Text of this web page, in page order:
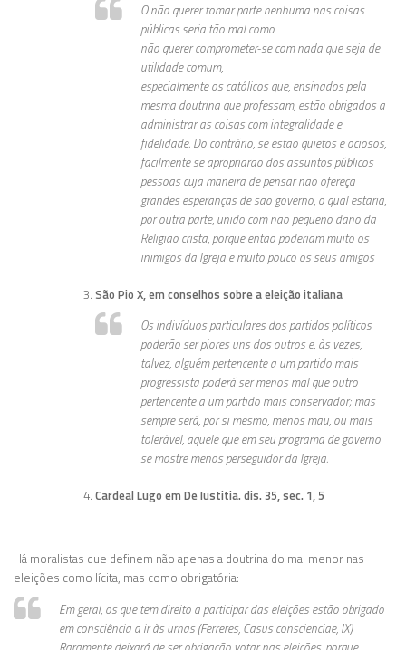
O não querer tomar parte nenhuma nas coisas
públicas seria tão mal como
não querer comprometer-se com nada que seja de
utilidade comum,
especialmente os católicos que, ensinados pela
mesma doutrina que professam, estão obrigados a
administrar as coisas com integralidade e
fidelidade. Do contrário, se estão quietos e ociosos,
facilmente se apropriarão dos assuntos públicos
pessoas cuja maneira de pensar não ofereça
grandes esperanças de são governo, o qual estaria,
por outra parte, unido com não pequeno dano da
Religião cristã, porque então poderiam muito os
inimigos da Igreja e muito pouco os seus amigos
São Pio X, em conselhos sobre a eleição italiana
Os indivíduos particulares dos partidos políticos
poderão ser piores uns dos outros e, às vezes,
talvez, alguém pertencente a um partido mais
progressista poderá ser menos mal que outro
pertencente a um partido mais conservador; mas
sempre será, por si mesmo, menos mau, ou mais
tolerável, aquele que em seu programa de governo
se mostre menos perseguidor da Igreja.
Cardeal Lugo em De Iustitia. dis. 35, sec. 1, 5
Há moralistas que definem não apenas a doutrina do mal menor nas
eleições como lícita, mas como obrigatória:
Em geral, os que tem direito a participar das eleições estão obrigado
em consciência a ir às urnas (Ferreres, Casus conscienciae, IX)